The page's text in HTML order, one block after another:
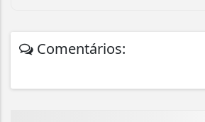
Comentários: